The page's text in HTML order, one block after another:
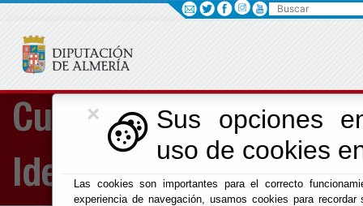
×
Sus opciones
uso de cookies
Las cookies son importantes para el correcto
experiencia de navegación, usamos cookies para
Cultura, Cine e
Identidad Almeriense
Buscar